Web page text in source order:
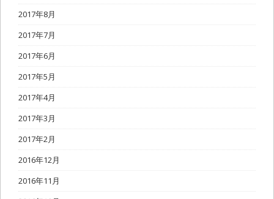
2017年8月
2017年7月
2017年6月
2017年5月
2017年4月
2017年3月
2017年2月
2016年12月
2016年11月